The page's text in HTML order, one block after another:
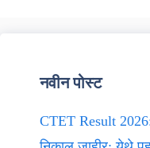
नवीन पोस्ट
CTET Result 2026: